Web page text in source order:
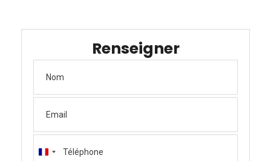
Renseigner
France